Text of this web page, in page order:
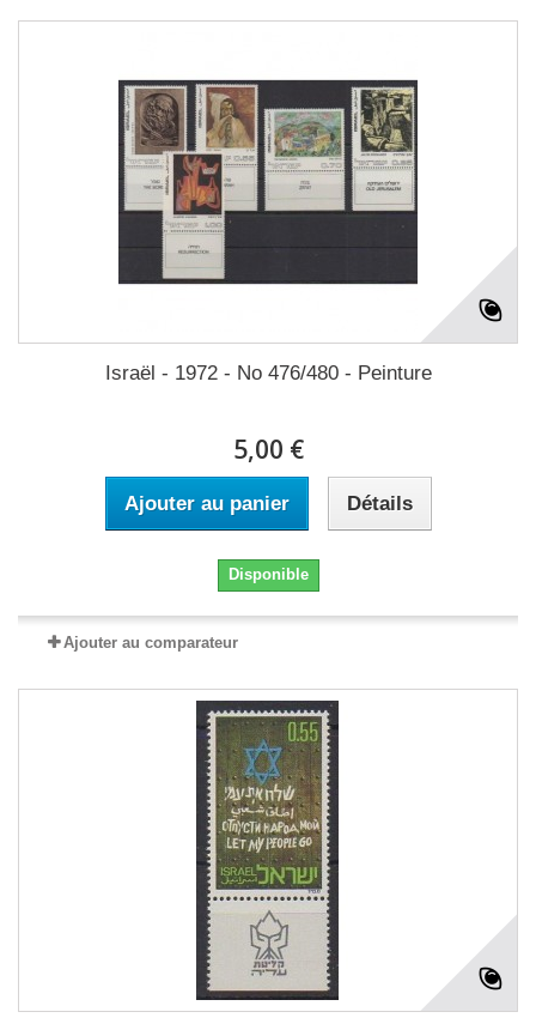
Israël - 1972 - No 476/480 - Peinture
5,00 €
Ajouter au panier Détails
Disponible
Ajouter au comparateur